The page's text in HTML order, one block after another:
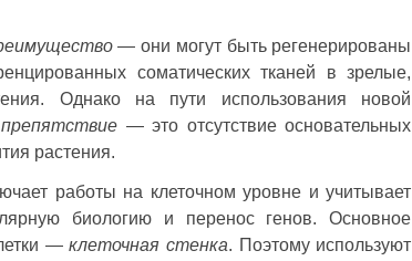
— они могут быть регенерированы
соматических тканей в зрелые,
Однако на пути использования новой
— это отсутствие основательных
растения.
работы на клеточном уровне и учитывает
биологию и перенос генов. Основное
—клеточная стенка. Поэтому используют